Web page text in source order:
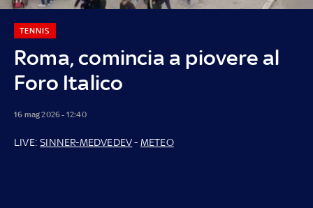
Roma, comincia a piovere al
Foro Italico
TENNIS
16 mag 2026 - 12:40
LIVE:SINNER-MEDVEDEV- METEO